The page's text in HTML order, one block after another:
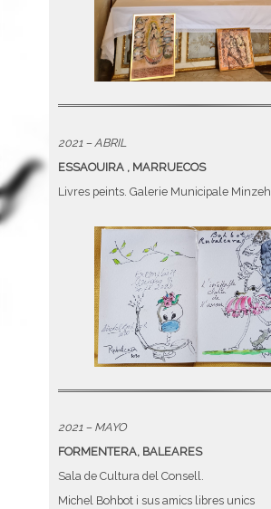
2021 – ABRIL
ESSAOUIRA , MARRUECOS
Livres peints. Galerie Municipale Minzeh
2021 – MAYO
FORMENTERA, BALEARES
Sala de Cultura del Consell.
Michel Bohbot i sus amics libres unics